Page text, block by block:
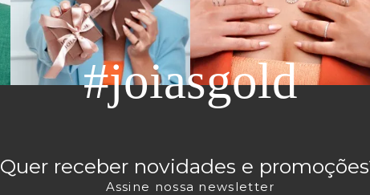
#joiasgold
Quer receber novidades e
Assine nossa newsletter